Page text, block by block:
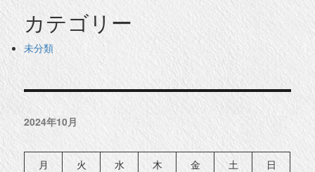
カテゴリー
未分類
2024年10月
月 火 水 木 金 土
日